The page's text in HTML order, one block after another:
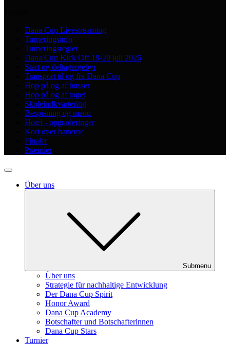
Dana Cup Livestreaming
Turneringsinfo
Turneringsregler
Dana Cup Kick Off 19-20 juli 2026
Start og deltagergebyr
Transport til og fra Dana Cup
Hop på og af busser
Hop på og af toget
Skoleindkvartering
Bespisning og menu
Hotel - opgraderinger
Kort over banerne
Finaler
Præmier
Über uns
Submenu
Über uns
Strategie für nachhaltige Entwicklung
Der Dana Cup Spirit
Honor Award
Dana Cup Academy
Botschafter und Botschafterinnen
Dana Cup Stars
Turnier